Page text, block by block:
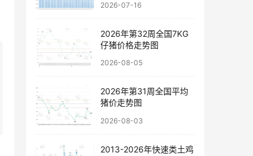
2026-07-16
2026年第32周全国7KG
仔猪价格走势图
2026-08-05
2026年第31周全国平均
猪价走势图
2026-08-03
2013-2026年快速类土鸡